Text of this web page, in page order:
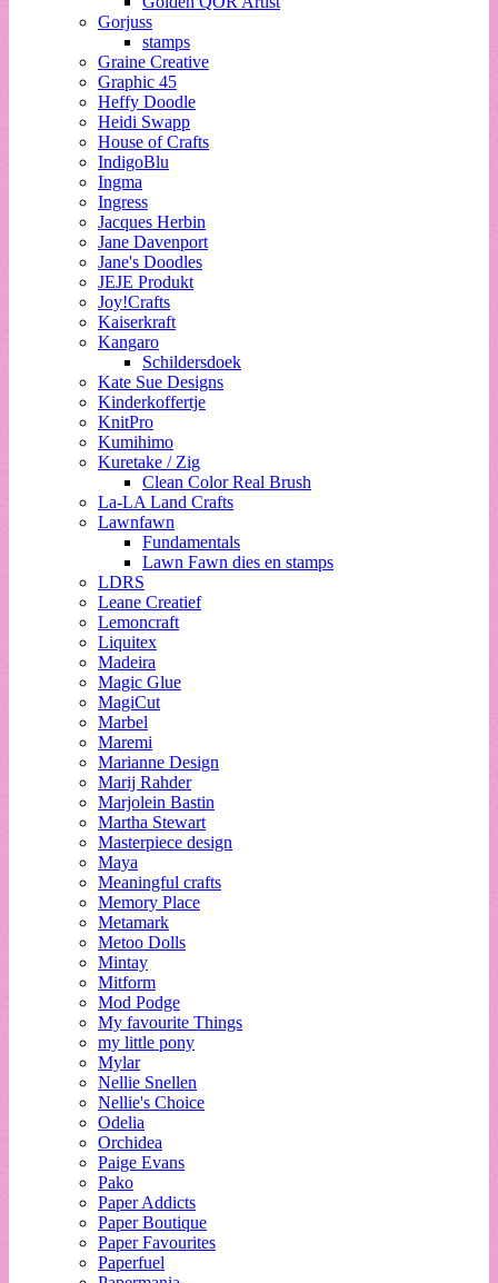
Gorjuss
stamps
Graine Creative
Graphic 45
Heffy Doodle
Heidi Swapp
House of Crafts
IndigoBlu
Ingma
Ingress
Jacques Herbin
Jane Davenport
Jane's Doodles
JEJE Produkt
Joy!Crafts
Kaiserkraft
Kangaro
Schildersdoek
Kate Sue Designs
Kinderkoffertje
KnitPro
Kumihimo
Kuretake / Zig
Clean Color Real Brush
La-LA Land Crafts
Lawnfawn
Fundamentals
Lawn Fawn dies en stamps
LDRS
Leane Creatief
Lemoncraft
Liquitex
Madeira
Magic Glue
MagiCut
Marbel
Maremi
Marianne Design
Marij Rahder
Marjolein Bastin
Martha Stewart
Masterpiece design
Maya
Meaningful crafts
Memory Place
Metamark
Metoo Dolls
Mintay
Mitform
Mod Podge
My favourite Things
my little pony
Mylar
Nellie Snellen
Nellie's Choice
Odelia
Orchidea
Paige Evans
Pako
Paper Addicts
Paper Boutique
Paper Favourites
Paperfuel